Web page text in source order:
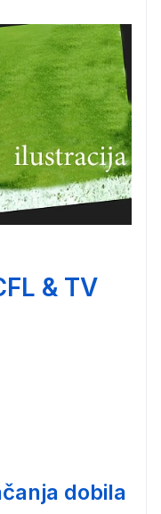
& TV
dobila